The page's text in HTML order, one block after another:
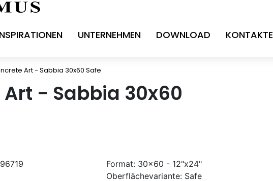
UNTERNEHMEN DOWNLOAD KONTAKTE
Art - Sabbia 30x60 Safe
- Sabbia 30x60
Format: 30x60 - 12"x24"
Oberflächevariante: Safe